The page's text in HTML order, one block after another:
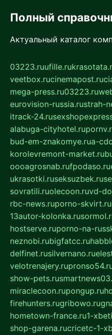
Полный
Актуальный каталог
03223.ruufille.ru
veetbox.rucinemapost.ru
mega-press.ru03223.ru
eurovision-russia.rustrah-
itrack-24.ru
alabuga-cityhotel.ru
bud-em-znakomye.rua-
korolevremont-market.ru
oooagrosnab.rufpodaso.ru
ukrasotki.ruseksuzbek.ru
sovratili.ruolecoon.ruvd-
rbc-news.ruporno-skvirt.ru
13autor-kolonka.ru
hostserve.ruporno-na-
neznobi.rubigfatcc.ru
delfinet.rusilvernano.ru
velotrenajery.ru
show-pets.ru
miraclecoon.rupongup.ru
firehunters.rugribowo.ru
hometown-france.ru1-
shop-garena.rucricetc-1-